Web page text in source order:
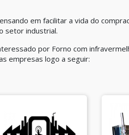
em facilitar a vida do
setor industrial.
por Forno com
empresas logo a seguir: